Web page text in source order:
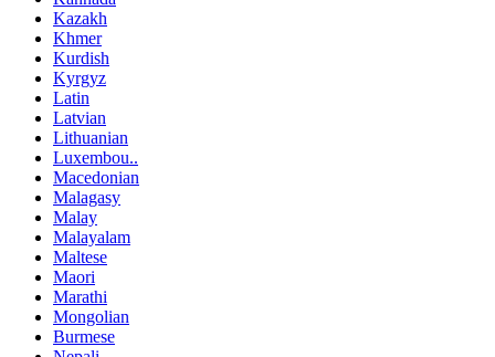
Kazakh
Khmer
Kurdish
Kyrgyz
Latin
Latvian
Lithuanian
Luxembou..
Macedonian
Malagasy
Malay
Malayalam
Maltese
Maori
Marathi
Mongolian
Burmese